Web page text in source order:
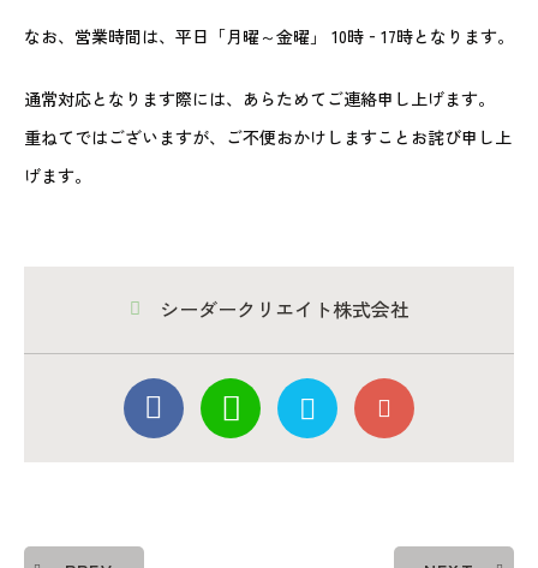
なお、営業時間は、平日「月曜～金曜」 10時‐17時となります。
通常対応となります際には、あらためてご連絡申し上げます。
重ねてではございますが、ご不便おかけしますことお詫び申し上
げます。
シーダークリエイト株式会社